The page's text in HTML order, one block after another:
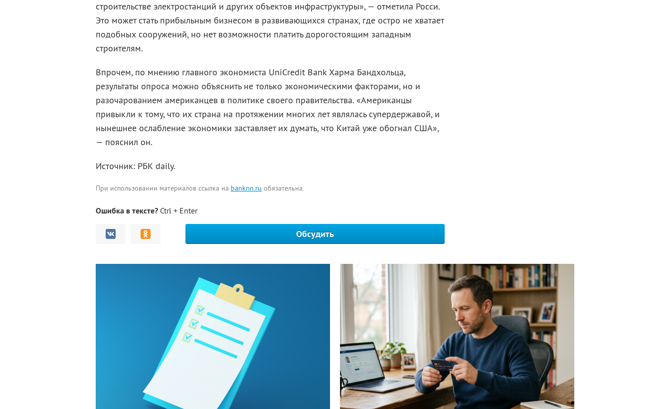
строительстве электростанций и других объектов инфраструктуры», — отметила Росси.
Это может стать прибыльным бизнесом в развивающихся странах, где остро не хватает
подобных сооружений, но нет возможности платить дорогостоящим западным
строителям.
Впрочем, по мнению главного экономиста UniCredit Bank Харма Бандхольца,
результаты опроса можно объяснить не только экономическими факторами, но и
разочарованием американцев в политике своего правительства. «Американцы
привыкли к тому, что их страна на протяжении многих лет являлась супердержавой, и
нынешнее ослабление экономики заставляет их думать, что Китай уже обогнал США»,
— пояснил он.
Источник: РБК daily.
При использовании материалов ссылка на banknn.ru обязательна.
Ошибка в тексте? Ctrl + Enter
Обсудить